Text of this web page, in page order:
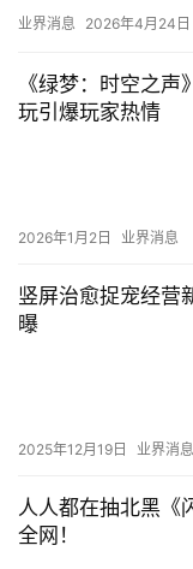
们…
业界消息 2026年4月24日
《绿梦：时空之
玩引爆玩家热情
2026年1月2日 业界消息
竖屏治愈捉宠经营
曝
2025年12月19日 业界消息
人人都在抽北黑《
全网！